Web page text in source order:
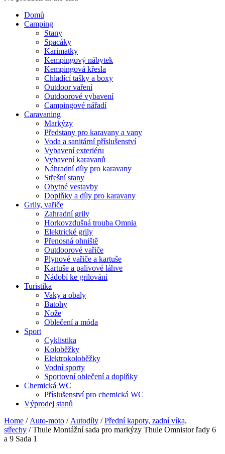
Domů
Camping
Stany
Spacáky
Karimatky
Kempingový nábytek
Kempingová křesla
Chladící tašky a boxy
Outdoor vaření
Outdoorové vybavení
Campingové nářadí
Caravaning
Markýzy
Předstany pro karavany a vany
Voda a sanitární příslušenství
Vybavení exteriéru
Vybavení karavanů
Náhradní díly pro karavany
Střešní stany
Obytné vestavby
Doplňky a díly pro karavany
Grily, vařiče
Zahradní grily
Horkovzdušná trouba Omnia
Elektrické grily
Přenosná ohniště
Outdoorové vařiče
Plynové vařiče a kartuše
Kartuše a palivové láhve
Nádobí ke grilování
Turistika
Vaky a obaly
Batohy
Nože
Oblečení a móda
Sport
Cyklistika
Koloběžky
Elektrokoloběžky
Vodní sporty
Sportovní oblečení a doplňky
Chemická WC
Příslušenství pro chemická WC
Výprodej stanů
Home / Auto-moto / Autodíly /Přední kapoty, zadní víka,
střechy / Thule Montážní sada pro markýzy Thule Omnistor řady 6
a 9 Sada 1